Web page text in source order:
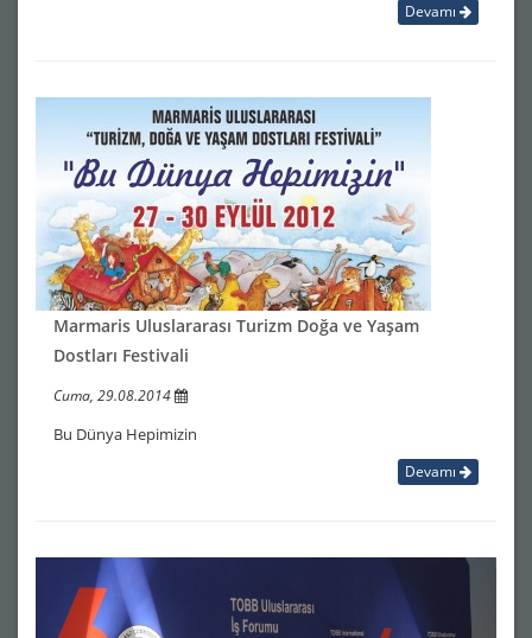
Devamı
Marmaris Uluslararası Turizm Doğa ve Yaşam
Dostları Festivali
Cuma, 29.08.2014
Bu Dünya Hepimizin
Devamı